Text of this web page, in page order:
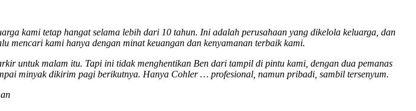
kami tetap hangat selama lebih dari 10 tahun. Ini adalah perusahaan yang dikelola keluarga, dan
mencari kami hanya dengan minat keuangan dan kenyamanan terbaik kami.
untuk malam itu. Tapi ini tidak menghentikan Ben dari tampil di pintu kami, dengan dua pemanas
minyak dikirim pagi berikutnya. Hanya Cohler … profesional, namun pribadi, sambil tersenyum.